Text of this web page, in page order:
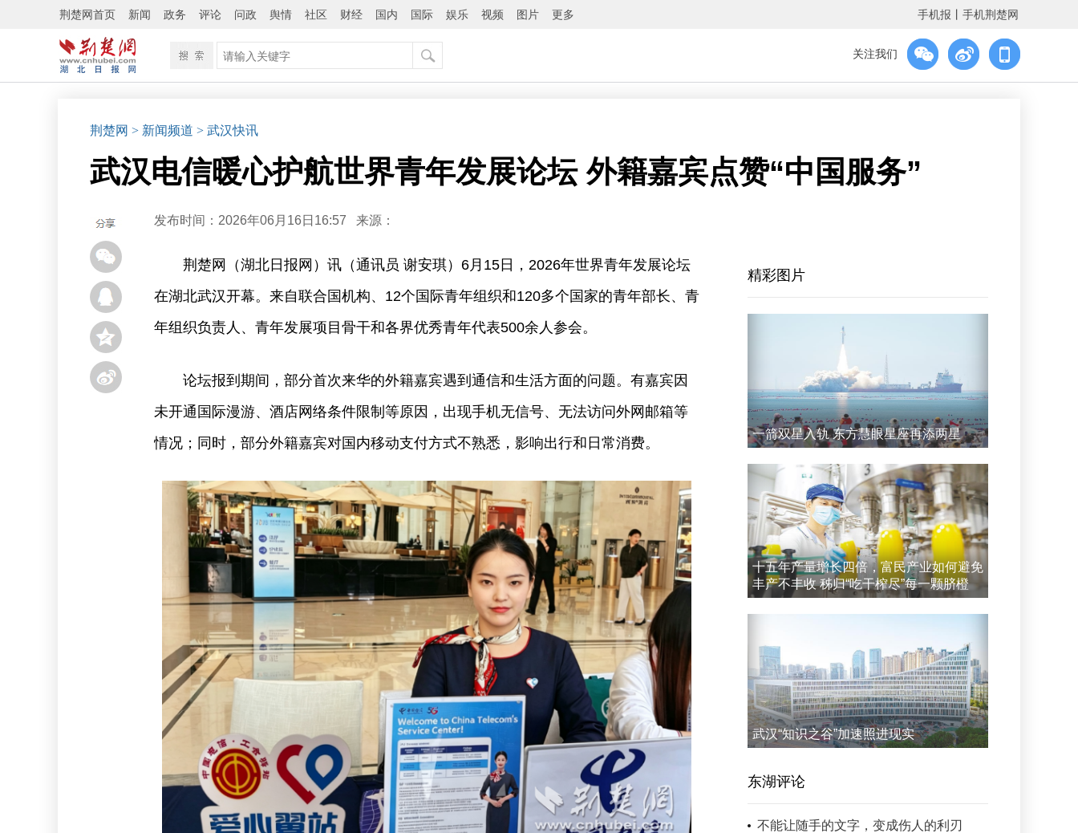
荆楚网首页 新闻 政务 评论 问政 舆情 社区 财经 国内 国际 娱乐 视频 图片 更多 手机报 手机荆楚网
关注我们
荆楚网 > 新闻频道 > 武汉快讯
武汉电信暖心护航世界青年发展论坛 外籍嘉宾点赞“中国服务”
发布时间：2026年06月16日16:57 来源：
荆楚网（湖北日报网）讯（通讯员 谢安琪）6月15日，2026年世界青年发展论坛
在湖北武汉开幕。来自联合国机构、12个国际青年组织和120多个国家的青年部长、青
年组织负责人、青年发展项目骨干和各界优秀青年代表500余人参会。
论坛报到期间，部分首次来华的外籍嘉宾遇到通信和生活方面的问题。有嘉宾因
未开通国际漫游、酒店网络条件限制等原因，出现手机无信号、无法访问外网邮箱等
情况；同时，部分外籍嘉宾对国内移动支付方式不熟悉，影响出行和日常消费。
精彩图片
一箭双星入轨 东方慧眼星座再添两星
十五年产量增长四倍，富民产业如何避免
丰产不丰收 秭归“吃干榨尽”每一颗脐橙
武汉“知识之谷”加速照进现实
东湖评论
不能让随手的文字，变成伤人的利刃